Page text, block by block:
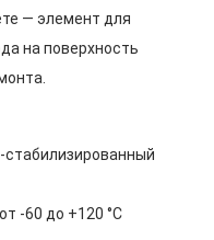
— элемент для
на поверхность
-60 до +120 °C